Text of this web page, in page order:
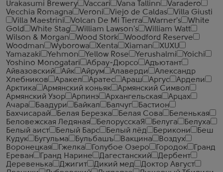
Urakasumi Brewery
Vaccari Vana Tallinn
Varadero
Vecchia Romagna
Veroni Viejo de Caldas
Villa Giusti
Villa Maestrini
Volcan De Mi Tierra Warner's
White
Gold
White Stag William Lawson's
William Watt
Wilson & Morgan
Wood Stork
Woodford Reserve
Woodman
Wyborowa Xenta Xiaman
XUXU
Yamazaki
Yehmon Yellow Rose Yerushalmi
Yoichi
Yoshino Monogatari
Абрау-Дюрсо
Адъютант
Айвазовский
Айк Айрум Алаверди
Александр
Хлебников
Аракел Аратес Араш Аргус
Ардели
Арктика
Армянский коньяк
Армянский Символ
Армянский Узор
Арпинэ Архангельская
Арцах
Ачара
Баадури Байкал Балчуг
Бастион
Бахчисарай
Белая Березка Белая Сова
Беленькая
Беловежская Ледяная
БелорусскаЯ Белуга
Белуха
Белый аист
Белый Барс Белый лёд Берикони
Беш
Кудук
Бугульма Бульбашъ Вакцина
Воздух
Воронецкая
Гжелка Голубое Озеро Городок
Гранд
Ереван
Гранд Нарине Дагестанский
Дербент
Деревенька
Джигит Дикий мед
Доктор Август